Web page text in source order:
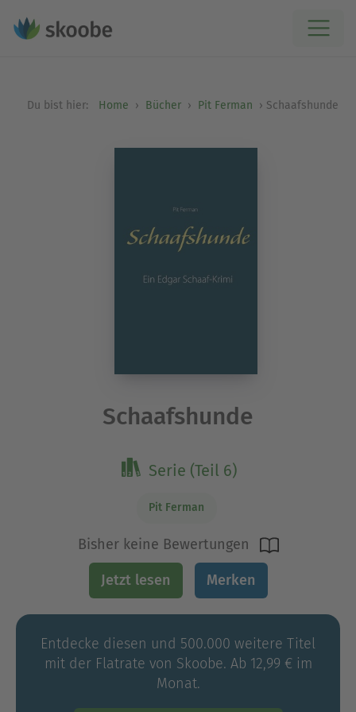
Du bist hier: Home Bücher Pit Ferman Schaafshunde
Schaafshunde
Serie (Teil 6)
Pit Ferman
Bisher keine Bewertungen
Jetzt lesen Merken
Entdecke diesen und 500.000 weitere Titel
mit der Flatrate von Skoobe. Ab 12,99 € im
Monat.